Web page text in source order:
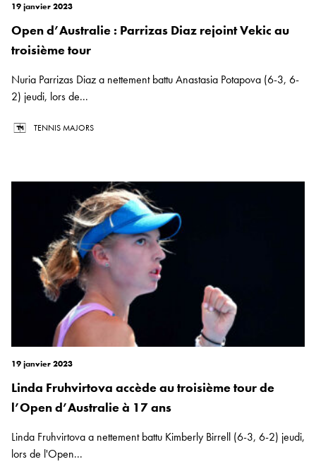
19 janvier 2023
Open d’Australie : Parrizas Diaz rejoint Vekic au
troisième tour
Nuria Parrizas Diaz a nettement battu Anastasia Potapova (6-3, 6-
2) jeudi, lors de...
TENNIS MAJORS
19 janvier 2023
Linda Fruhvirtova accède au troisième tour de
l’Open d’Australie à 17 ans
Linda Fruhvirtova a nettement battu Kimberly Birrell (6-3, 6-2) jeudi,
lors de l'Open...